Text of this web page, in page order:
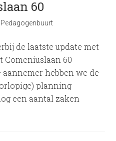
60
de laatste update met
60
hebben we de
planning
een aantal zaken